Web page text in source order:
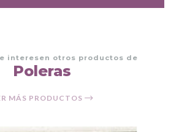
interesen otros productos de
Poleras
MÁS PRODUCTOS